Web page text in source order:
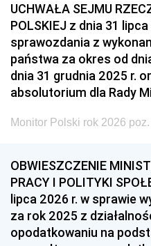
UCHWAŁA SEJMU
POLSKIEJ z dnia 31
sprawozdania z
państwa za okres od
dnia 31 grudnia 2025 r.
absolutorium dla Rady
Monitor Polski rok 2026
OBWIESZCZENIE
PRACY I POLITYKI
lipca 2026 r. w sprawie
za rok 2025 z
opodatkowaniu na